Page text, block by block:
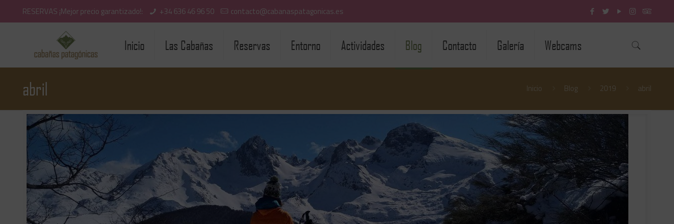
RESERVAS ¡Mejor precio garantizado!: +34 636 46 96 50 contacto@cabanaspatagonicas.es
Inicio Las Cabañas Reservas Entorno Actividades Blog Contacto Galería Webcams
abril Inicio Blog 2019 abril